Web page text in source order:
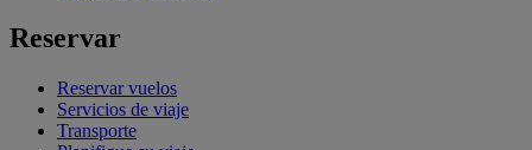
Reservar
Reservar vuelos
Servicios de viaje
Transporte